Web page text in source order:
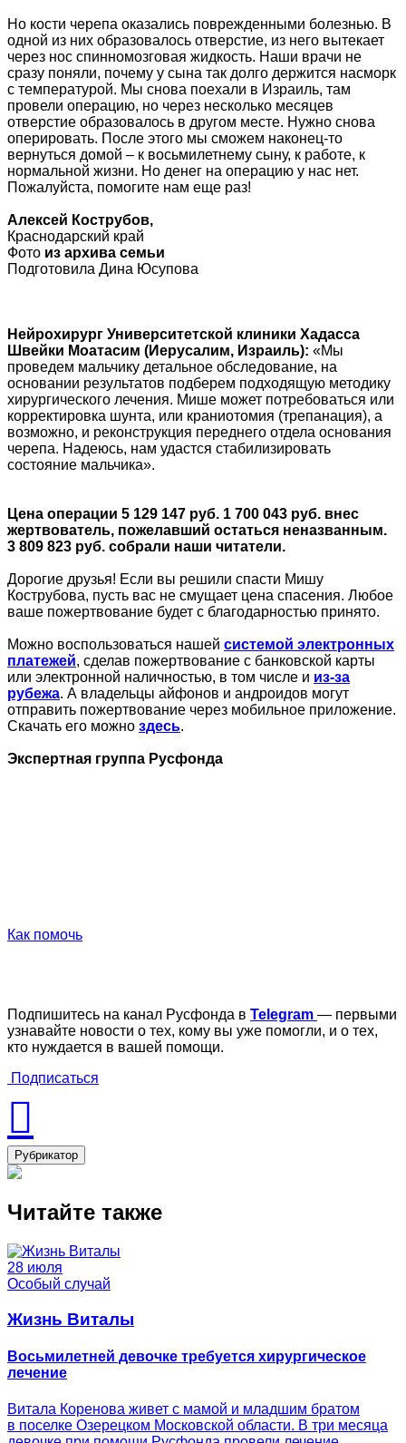
Но кости черепа оказались поврежденными болезнью. В
одной из них образовалось отверстие, из него вытекает
через нос спинномозговая жидкость. Наши врачи не
сразу поняли, почему у сына так долго держится насморк
с температурой. Мы снова поехали в Израиль, там
провели операцию, но через несколько месяцев
отверстие образовалось в другом месте. Нужно снова
оперировать. После этого мы сможем наконец-то
вернуться домой – к восьмилетнему сыну, к работе, к
нормальной жизни. Но денег на операцию у нас нет.
Пожалуйста, помогите нам еще раз!
Алексей Кострубов,
Краснодарский край
Фото из архива семьи
Подготовила Дина Юсупова
Нейрохирург Университетской клиники Хадасса
Швейки Моатасим (Иерусалим, Израиль): «Мы
проведем мальчику детальное обследование, на
основании результатов подберем подходящую методику
хирургического лечения. Мише может потребоваться или
корректировка шунта, или краниотомия (трепанация), а
возможно, и реконструкция переднего отдела основания
черепа. Надеюсь, нам удастся стабилизировать
состояние мальчика».
Цена операции 5 129 147 руб. 1 700 043 руб. внес
жертвователь, пожелавший остаться неназванным.
3 809 823 руб. собрали наши читатели.
Дорогие друзья! Если вы решили спасти Мишу
Кострубова, пусть вас не смущает цена спасения. Любое
ваше пожертвование будет с благодарностью принято.
Можно воспользоваться нашей системой электронных
платежей, сделав пожертвование с банковской карты
или электронной наличностью, в том числе и из-за
рубежа. А владельцы айфонов и андроидов могут
отправить пожертвование через мобильное приложение.
Скачать его можно здесь.
Экспертная группа Русфонда
Как помочь
Подпишитесь на канал Русфонда в Telegram — первыми
узнавайте новости о тех, кому вы уже помогли, и о тех,
кто нуждается в вашей помощи.
Подписаться
Рубрикатор
Читайте также
28 июля
Особый случай
Жизнь Виталы
Восьмилетней девочке требуется хирургическое
лечение
Витала Коренова живет с мамой и младшим братом
в поселке Озерецком Московской области. В три месяца